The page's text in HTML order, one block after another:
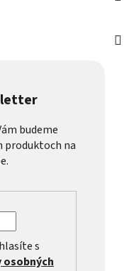
budeme
produktoch na
s
osobných